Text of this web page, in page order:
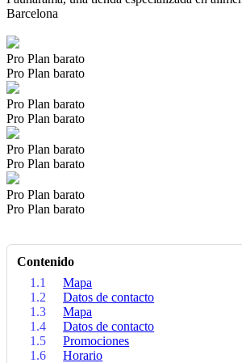
Barcelona
Pro Plan barato
Pro Plan barato
Pro Plan barato
Pro Plan barato
Pro Plan barato
Pro Plan barato
Pro Plan barato
Pro Plan barato
Contenido
1.1
Mapa
1.2
Datos de contacto
1.3
Mapa
1.4
Datos de contacto
1.5
Promociones
1.6
Horario